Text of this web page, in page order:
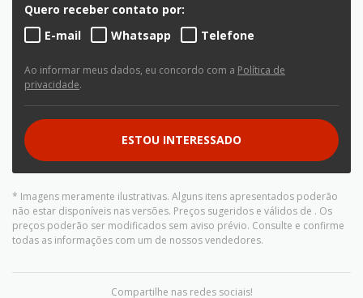
Quero receber contato por:
E-mail
Whatsapp Telefone
Ao informar meus dados, eu concordo com a Política de
privacidade.
ESTOU INTERESSADO
* Imagens meramente ilustrativas. Alguns itens apresentados poderão
não estar disponíveis nas versões. Preços sugeridos e válidos de . Os
preços poderão ser modificados sem aviso prévio. Consulte e confirme
todas as informações com um de nossos vendedores.
Compartilhe nas redes sociais!